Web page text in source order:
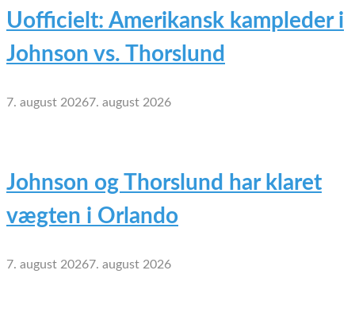
Uofficielt: Amerikansk kampleder i
Johnson vs. Thorslund
7. august 20267. august 2026
Johnson og Thorslund har klaret
vægten i Orlando
7. august 20267. august 2026